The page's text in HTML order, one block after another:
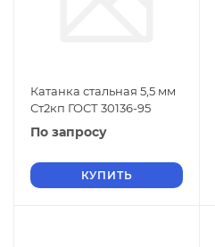
Катанка стальная 5,5 мм
Ст2кп ГОСТ 30136-95
По запросу
КУПИТЬ